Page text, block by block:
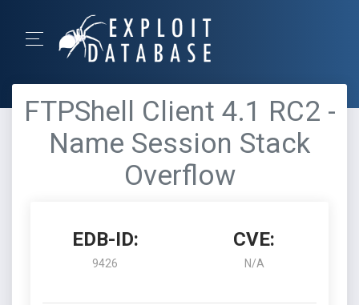
FTPShell Client 4.1 RC2 -
Name Session Stack
Overflow
EDB-ID:
9426
CVE:
N/A